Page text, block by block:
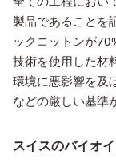
製品であることを
ックコットンが
技術を使用した材
環境に悪影響を及
などの厳しい基準
スイスのバイオ